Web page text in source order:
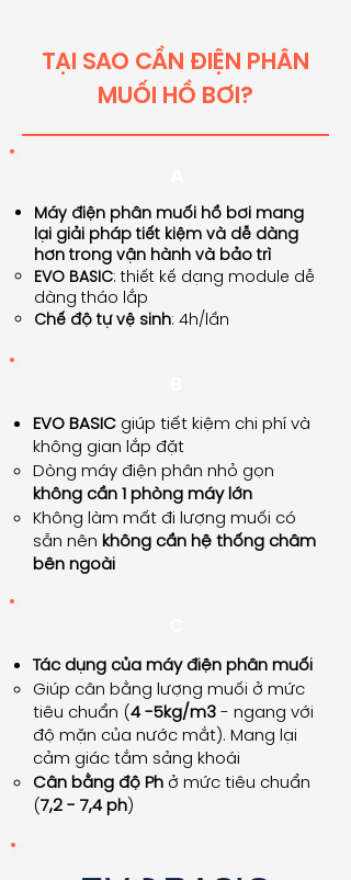
​TẠI SAO CẦN ĐIỆN PHÂN
MUỐI HỒ BƠI?
Máy điện phân muối hồ bơi mang
lại giải pháp tiết kiệm và dễ dàng
hơn trong vận hành và bảo trì
EVO BASIC: thiết kế dạng module dễ
dàng tháo lắp
Chế độ tự vệ sinh: 4h/lần
EVO BASIC giúp tiết kiệm chi phí và
không gian lắp đặt
Dòng máy điện phân nhỏ gọn
không cần 1 phòng máy lớn
Không làm mất đi lượng muối có
sẵn nên không cần hệ thống châm
bên ngoài
Tác dụng của máy điện phân muối
Giúp cân bằng lượng muối ở mức
tiêu chuẩn (4 -5kg/m3- ngang với
độ mặn của nước mắt). Mang lại
cảm giác tắm sảng khoái
Cân bằng độ Ph ở mức tiêu chuẩn
(7,2 - 7,4 ph)